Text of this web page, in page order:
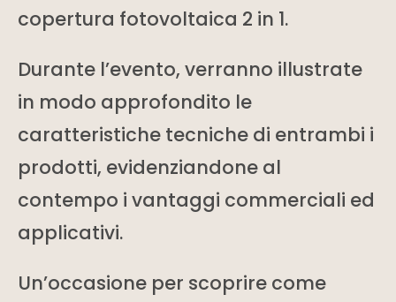
copertura fotovoltaica 2 in 1.
Durante l’evento, verranno illustrate
in modo approfondito le
caratteristiche tecniche di entrambi i
prodotti, evidenziandone al
contempo i vantaggi commerciali ed
applicativi.
Un’occasione per scoprire come